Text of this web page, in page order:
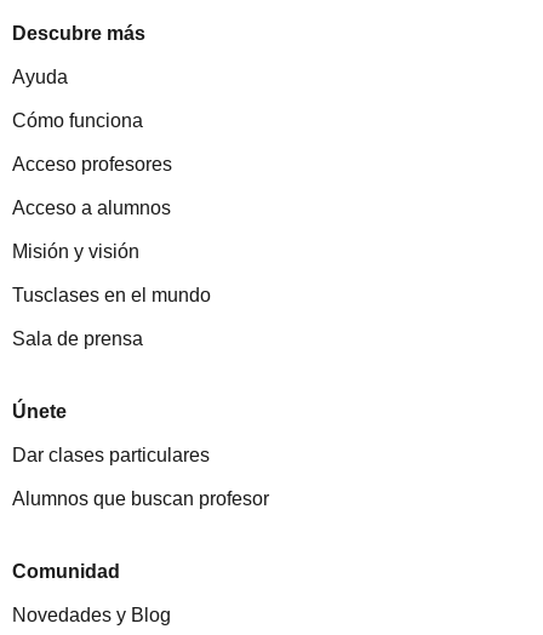
Descubre más
Ayuda
Cómo funciona
Acceso profesores
Acceso a alumnos
Misión y visión
Tusclases en el mundo
Sala de prensa
Únete
Dar clases particulares
Alumnos que buscan profesor
Comunidad
Novedades y Blog